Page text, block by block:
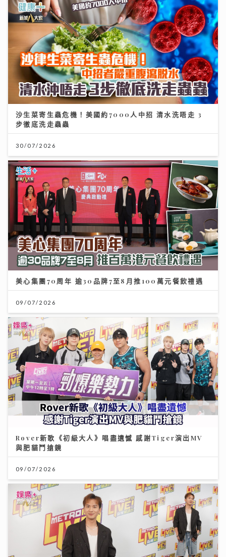
沙生菜寄生蟲危機！美國約7000人中招 清水洗唔走 3
步徹底洗走蟲蟲
30/07/2026
美心集團70周年 逾30品牌7至8月推100萬元餐飲禮遇
09/07/2026
Rover新歌《初級大人》唱盡遺憾 感謝Tiger演出MV
與肥貓鬥搶鏡
09/07/2026